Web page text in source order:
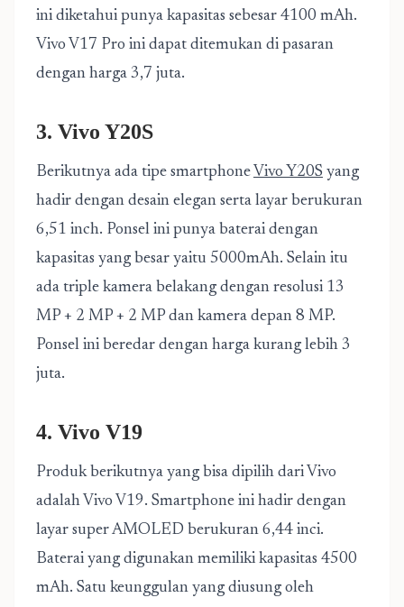
ini diketahui punya kapasitas sebesar 4100 mAh.
Vivo V17 Pro ini dapat ditemukan di pasaran
dengan harga 3,7 juta.
3. Vivo Y20S
Berikutnya ada tipe smartphone Vivo Y20S yang
hadir dengan desain elegan serta layar berukuran
6,51 inch. Ponsel ini punya baterai dengan
kapasitas yang besar yaitu 5000mAh. Selain itu
ada triple kamera belakang dengan resolusi 13
MP + 2 MP + 2 MP dan kamera depan 8 MP.
Ponsel ini beredar dengan harga kurang lebih 3
juta.
4. Vivo V19
Produk berikutnya yang bisa dipilih dari Vivo
adalah Vivo V19. Smartphone ini hadir dengan
layar super AMOLED berukuran 6,44 inci.
Baterai yang digunakan memiliki kapasitas 4500
mAh. Satu keunggulan yang diusung oleh